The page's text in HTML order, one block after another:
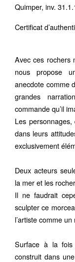
Quimper, inv.
Certificat
Avec ces rochers
nous propose
anecdote comme
grandes
commande qu’il
Les personnages,
dans leurs
exclusivement
Deux acteurs
la mer et les
Il ne faudrait
sculpter ce
l’artiste comme
Surface à la fois
construit dans